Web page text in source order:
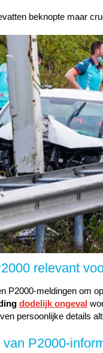
beknopte maar
relevant
P2000-meldingen om
dodelijk ongeval
persoonlijke details
P2000-